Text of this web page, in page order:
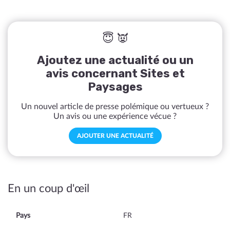
😇 👿
Ajoutez une actualité ou un
avis concernant Sites et
Paysages
Un nouvel article de presse polémique ou vertueux ?
Un avis ou une expérience vécue ?
AJOUTER UNE ACTUALITÉ
En un coup d'œil
Pays FR